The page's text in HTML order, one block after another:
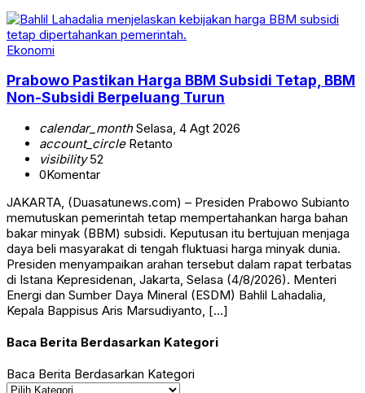
Ekonomi
Prabowo Pastikan Harga BBM Subsidi Tetap, BBM
Non-Subsidi Berpeluang Turun
calendar_monthSelasa, 4 Agt 2026
account_circleRetanto
visibility52
0Komentar
JAKARTA, (Duasatunews.com) – Presiden Prabowo Subianto
memutuskan pemerintah tetap mempertahankan harga bahan
bakar minyak (BBM) subsidi. Keputusan itu bertujuan menjaga
daya beli masyarakat di tengah fluktuasi harga minyak dunia.
Presiden menyampaikan arahan tersebut dalam rapat terbatas
di Istana Kepresidenan, Jakarta, Selasa (4/8/2026). Menteri
Energi dan Sumber Daya Mineral (ESDM) Bahlil Lahadalia,
Kepala Bappisus Aris Marsudiyanto, […]
Baca Berita Berdasarkan Kategori
Baca Berita Berdasarkan Kategori